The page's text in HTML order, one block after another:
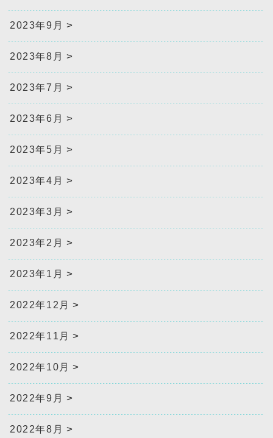
2023年9月
2023年8月
2023年7月
2023年6月
2023年5月
2023年4月
2023年3月
2023年2月
2023年1月
2022年12月
2022年11月
2022年10月
2022年9月
2022年8月